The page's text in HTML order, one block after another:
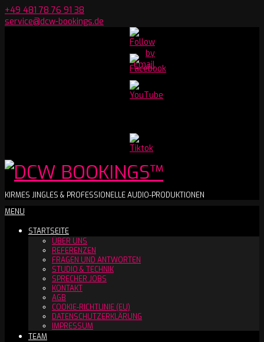
Skip
to
+49 481 78 76 91 38
service@dcw-bookings.de
Youtube
Channel
DCW
BOOKINGS™
KIRMES JINGLES & PROFESSIONELLE AUDIO-PRODUKTIONEN
Secondary
Menu
MENU
STARTSEITE
ÜBER UNS
REFERENZEN
FRAGEN UND ANTWORTEN
STUDIO & TECHNIK
SPRECHER JOBS
KONTAKT
AGB
COOKIE-RICHTLINIE (EU)
DATENSCHUTZERKLÄRUNG
IMPRESSUM
TEAM